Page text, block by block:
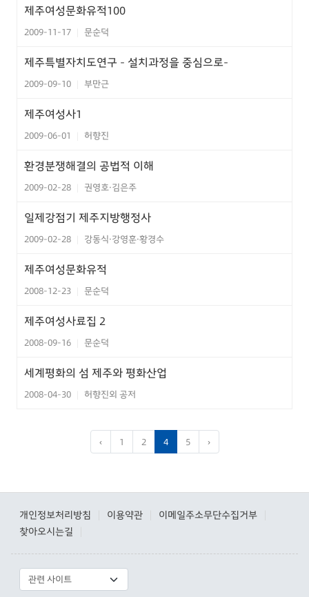
제주여성문화유적100
2009-11-17 문순덕
제주특별자치도연구 - 설치과정을 중심으로-
2009-09-10 부만근
제주여성사1
2009-06-01 허향진
환경분쟁해결의 공법적 이해
2009-02-28 권영호·김은주
일제강점기 제주지방행정사
2009-02-28 강동식·강영훈·황경수
제주여성문화유적
2008-12-23 문순덕
제주여성사료집 2
2008-09-16 문순덕
세계평화의 섬 제주와 평화산업
2008-04-30 허향진외 공저
‹ 1 2 4 5 ›
개인정보처리방침 이용약관 이메일주소무단수집거부
찾아오시는길